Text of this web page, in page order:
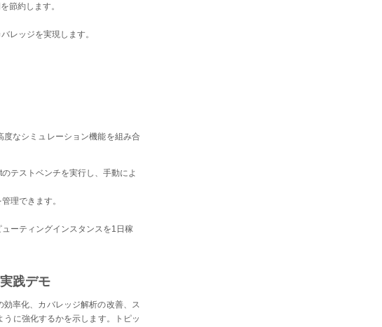
節約します。
レッジを実現します。
なシミュレーション機能を組み合
テストベンチを実行し、手動によ
理できます。
ーティングインスタンスを1日稼
践デモ
率化、カバレッジ解析の改善、ス
に強化するかを示します。トピッ